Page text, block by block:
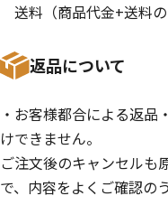
送料（商品代金+送料の
返品について
・お客様都合による返品
けできません。
ご注文後のキャンセルも
で、内容をよくご確認の